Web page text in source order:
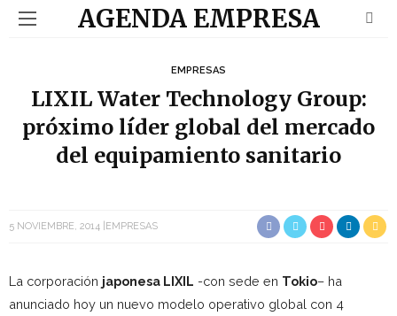
AGENDA EMPRESA
EMPRESAS
LIXIL Water Technology Group:
próximo líder global del mercado
del equipamiento sanitario
5 NOVIEMBRE, 2014 EMPRESAS
La corporación japonesa LIXIL -con sede en Tokio– ha
anunciado hoy un nuevo modelo operativo global con 4